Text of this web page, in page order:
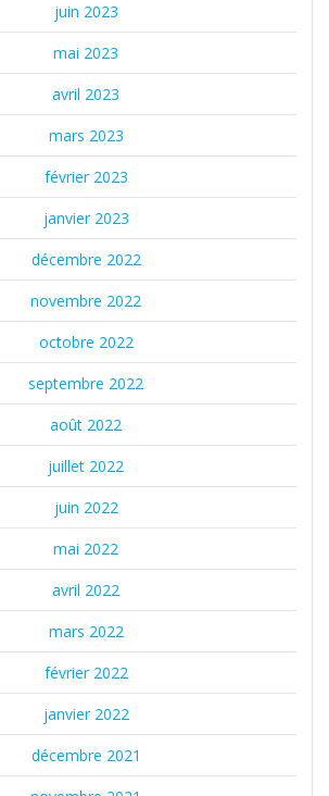
juin 2023
mai 2023
avril 2023
mars 2023
février 2023
janvier 2023
décembre 2022
novembre 2022
octobre 2022
septembre 2022
août 2022
juillet 2022
juin 2022
mai 2022
avril 2022
mars 2022
février 2022
janvier 2022
décembre 2021